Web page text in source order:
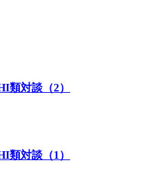
類対談（2）
類対談（1）